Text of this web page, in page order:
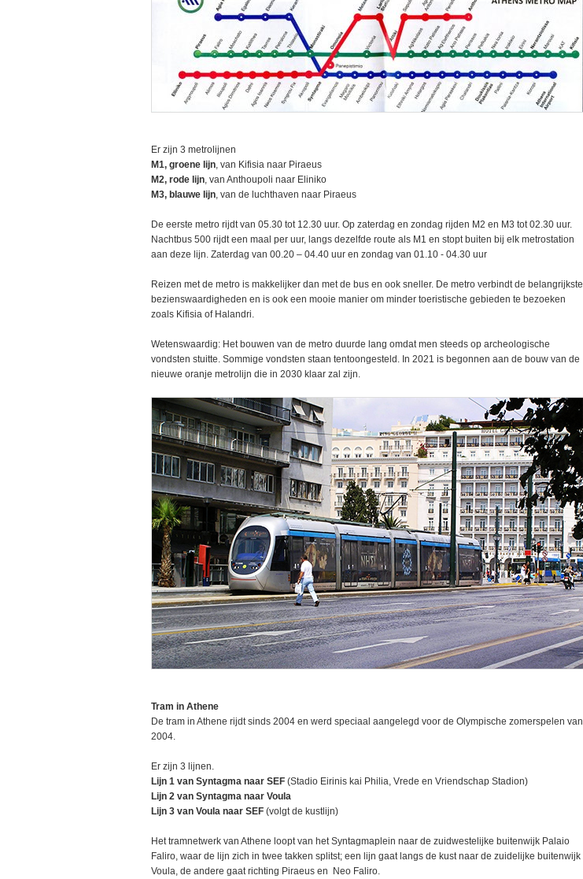
Er zijn 3 metrolijnen
M1, groene lijn, van Kifisia naar Piraeus
M2, rode lijn, van Anthoupoli naar Eliniko
M3, blauwe lijn, van de luchthaven naar Piraeus
De eerste metro rijdt van 05.30 tot 12.30 uur. Op zaterdag en zondag rijden M2 en M3 tot 02.30 uur.
Nachtbus 500 rijdt een maal per uur, langs dezelfde route als M1 en stopt buiten bij elk metrostation
aan deze lijn. Zaterdag van 00.20 – 04.40 uur en zondag van 01.10 - 04.30 uur
Reizen met de metro is makkelijker dan met de bus en ook sneller. De metro verbindt de belangrijkste
bezienswaardigheden en is ook een mooie manier om minder toeristische gebieden te bezoeken
zoals Kifisia of Halandri.
Wetenswaardig: Het bouwen van de metro duurde lang omdat men steeds op archeologische
vondsten stuitte. Sommige vondsten staan tentoongesteld. In 2021 is begonnen aan de bouw van de
nieuwe oranje metrolijn die in 2030 klaar zal zijn.
Tram in Athene
De tram in Athene rijdt sinds 2004 en werd speciaal aangelegd voor de Olympische zomerspelen van
2004.
Er zijn 3 lijnen.
Lijn 1 van Syntagma naar SEF (Stadio Eirinis kai Philia, Vrede en Vriendschap Stadion)
Lijn 2 van Syntagma naar Voula
Lijn 3 van Voula naar SEF (volgt de kustlijn)
Het tramnetwerk van Athene loopt van het Syntagmaplein naar de zuidwestelijke buitenwijk Palaio
Faliro, waar de lijn zich in twee takken splitst; een lijn gaat langs de kust naar de zuidelijke buitenwijk
Voula, de andere gaat richting Piraeus en Neo Faliro.